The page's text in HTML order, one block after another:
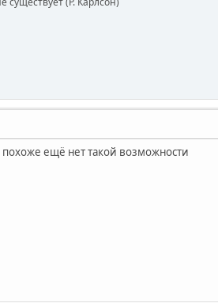
ещё нет такой возможности